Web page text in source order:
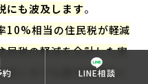
LINE相談
にも波及します。
10%相当の住民税が軽減
民税の軽減を合計した実
低い方でも数万円単位に